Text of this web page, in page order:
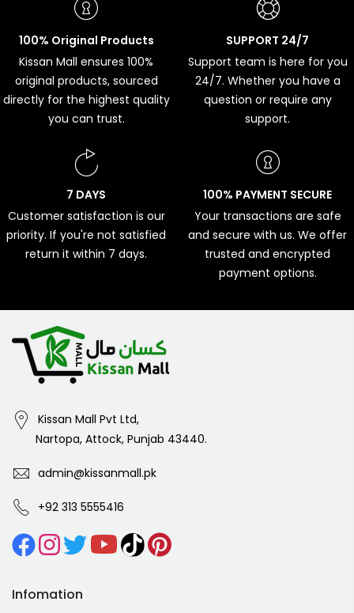
100% Original Products
Kissan Mall ensures 100%
original products, sourced
directly for the highest quality
you can trust.
SUPPORT 24/7
Support team is here for you
24/7. Whether you have a
question or require any
support.
7 DAYS
Customer satisfaction is our
priority. If you're not satisfied
return it within 7 days.
100% PAYMENT SECURE
Your transactions are safe
and secure with us. We offer
trusted and encrypted
payment options.
Kissan Mall Pvt Ltd,
Nartopa, Attock, Punjab 43440.
admin@kissanmall.pk
+92 313 5555416
Infomation